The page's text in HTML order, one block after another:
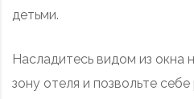
детьми.
Насладитесь видом из окна
зону отеля и позвольте